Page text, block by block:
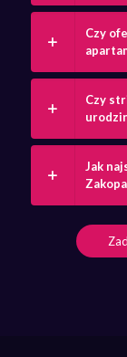
Czy
Czy
Jak